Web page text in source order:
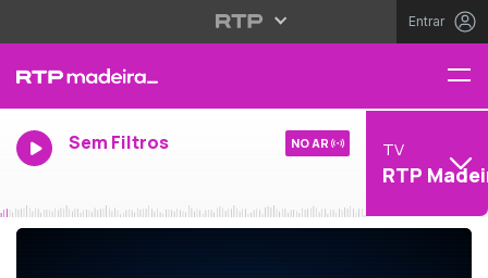
Entrar
Sem Filtros NO AR TV
RTP